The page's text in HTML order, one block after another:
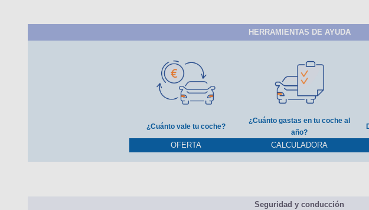
HERRAMIENTAS DE AYUDA
¿Cuánto vale tu coche?
OFERTA
¿Cuánto gastas en tu coche al
año?
CALCULADORA
Seguridad y conducción